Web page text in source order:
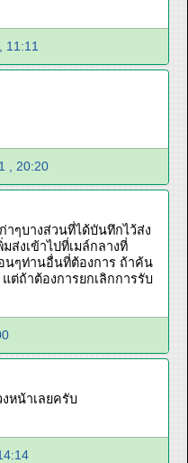
11:11
, 20:20
าๆบางส่วนที่ได้บันทึกไว้ส่ง
ส่งเข้าไปที่เมล์กลางที่
นๆท่านอื่นที่ต้องการ ถ้าค้น
ต่ถ้าต้องการยกเลิกการรับ
หน้าเลยครับ